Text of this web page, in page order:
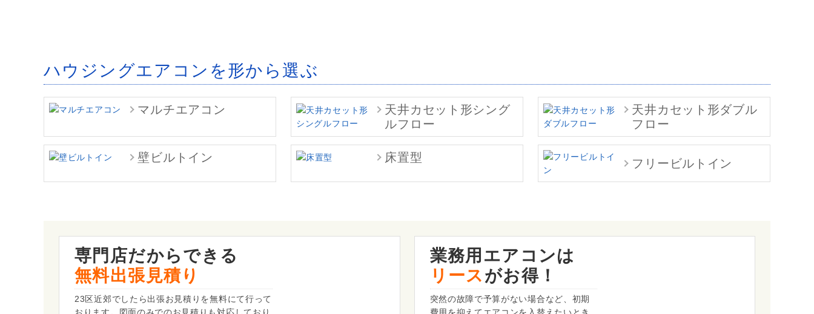
ハウジングエアコンを形から選ぶ
マルチエアコン
天井カセット形シング
ルフロー
天井カセット形ダブル
フロー
壁ビルトイン 床置型 フリービルトイン
専門店だからできる
無料出張見積り
23区近郊でしたら出張お見積りを無料にて行って
おります。図面のみでのお見積りも対応しており
業務用エアコンは
リースがお得！
突然の故障で予算がない場合など、初期
費用を抑えてエアコンを入替えたいとき